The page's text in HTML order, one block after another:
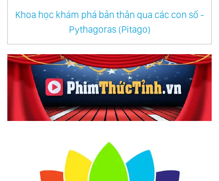
Khoa học khám phá bản thân qua các con số -
Pythagoras (Pitago)